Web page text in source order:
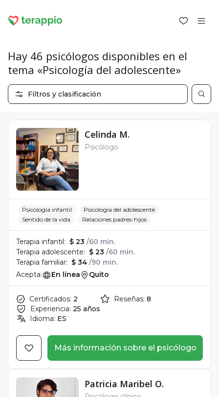
Iniciar sesión como psicólogo
Servicios
Blog
Foro
Para los psicólogos
Sobre terappio
Preguntas y respuestas
office@terappio.com
Hay 46 psicólogos disponibles en el
tema «Psicología del adolescente»
Filtros y clasificación
Celinda M.
Psicólogo
Psicología infantil
Psicología del adolescente
Sentido de la vida
Relaciones padres-hijos
Terapia infantil: $ 23 /60 min.
Terapia adolescente: $ 23 /60 min.
Terapia familiar: $ 34 /90 min.
Acepta:
En línea Quito
Certificados: 2
Experiencia: 25 años
Idioma: ES
Reseñas: 8
Más información sobre el psicólogo
Patricia Maribel O.